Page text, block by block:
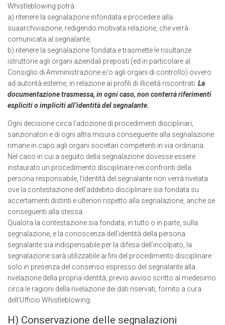
Whistleblowing potrà:
a) ritenere la segnalazione infondata e procedere alla
suaarchiviazione, redigendo motivata relazione, che verrà
comunicata al segnalante;
b) ritenere la segnalazione fondata e trasmette le risultanze
istruttorie agli organi aziendali preposti (ed in particolare al
Consiglio di Amministrazione e/o agli organi di controllo) ovvero
ad autorità esterne, in relazione ai profili di illiceità riscontrati. La
documentazione trasmessa, in ogni caso, non conterrà riferimenti
espliciti o impliciti all’identità del segnalante.
Ogni decisione circa l’adozione di procedimenti disciplinari,
sanzionatori e di ogni altra misura conseguente alla segnalazione
rimane in capo agli organi societari competenti in via ordinaria.
Nel caso in cui a seguito della segnalazione dovesse essere
instaurato un procedimento disciplinare nei confronti della
persona responsabile, l’identità del segnalante non verrà rivelata
ove la contestazione dell’addebito disciplinare sia fondata su
accertamenti distinti e ulteriori rispetto alla segnalazione, anche se
conseguenti alla stessa.
Qualora la contestazione sia fondata, in tutto o in parte, sulla
segnalazione, e la conoscenza dell’identità della persona
segnalante sia indispensabile per la difesa delI’incoIpato, la
segnalazione sarà utilizzabile ai fini del procedimento disciplinare
solo in presenza del consenso espresso del segnalante alla
rivelazione della propria identità, previo avviso scritto al medesimo
circa le ragioni della rivelazione dei dati riservati, fornito a cura
deII’Ufficio Whistleblowing.
H) Conservazione delle segnalazioni